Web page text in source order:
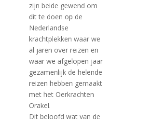
zijn beide gewend om
dit te doen op de
Nederlandse
krachtplekken waar we
al jaren over reizen en
waar we afgelopen jaar
gezamenlijk de helende
reizen hebben gemaakt
met het Oerkrachten
Orakel.
Dit beloofd wat van de